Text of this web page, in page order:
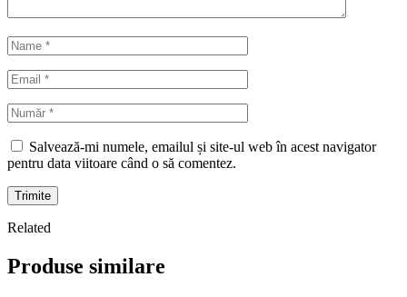
Salvează-mi numele, emailul și site-ul web în acest navigator
pentru data viitoare când o să comentez.
Trimite
Related
Produse similare